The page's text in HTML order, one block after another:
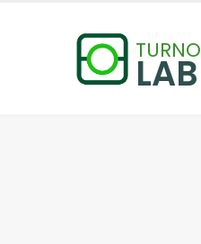
TURNO
LAB